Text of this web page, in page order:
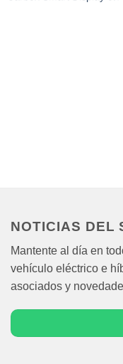
NOTICIAS DEL
Mantente al día en
vehículo eléctrico e
asociados y